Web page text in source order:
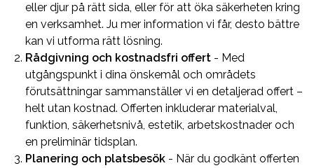
eller djur på rätt sida, eller för att öka säkerheten kring
en verksamhet. Ju mer information vi får, desto bättre
kan vi utforma rätt lösning.
Rådgivning och kostnadsfri offert - Med
utgångspunkt i dina önskemål och områdets
förutsättningar sammanställer vi en detaljerad offert –
helt utan kostnad. Offerten inkluderar materialval,
funktion, säkerhetsnivå, estetik, arbetskostnader och
en preliminär tidsplan.
Planering och platsbesök - När du godkänt offerten